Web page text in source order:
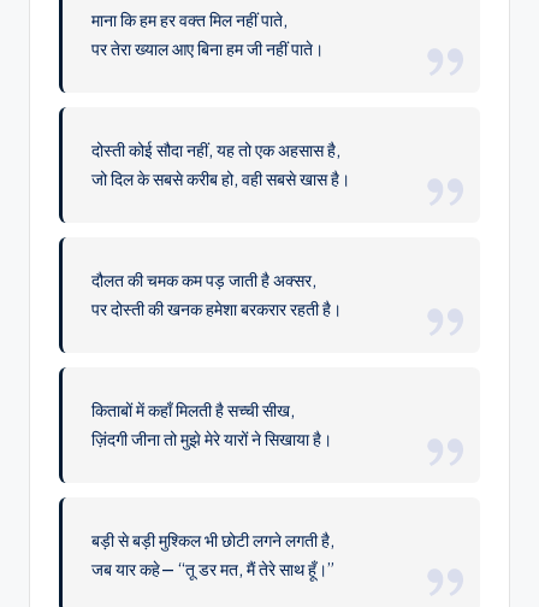
माना कि हम हर वक्त मिल नहीं पाते,
पर तेरा ख्याल आए बिना हम जी नहीं पाते।
दोस्ती कोई सौदा नहीं, यह तो एक अहसास है,
जो दिल के सबसे करीब हो, वही सबसे खास है।
दौलत की चमक कम पड़ जाती है अक्सर,
पर दोस्ती की खनक हमेशा बरकरार रहती है।
किताबों में कहाँ मिलती है सच्ची सीख,
ज़िंदगी जीना तो मुझे मेरे यारों ने सिखाया है।
बड़ी से बड़ी मुश्किल भी छोटी लगने लगती है,
जब यार कहे— “तू डर मत, मैं तेरे साथ हूँ।”